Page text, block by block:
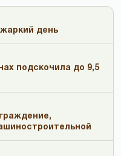
день
подскочила до 9,5